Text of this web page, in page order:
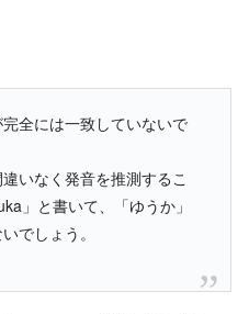
全には一致していないで
いなく発音を推測するこ
」と書いて、「ゆうか」
でしょう。